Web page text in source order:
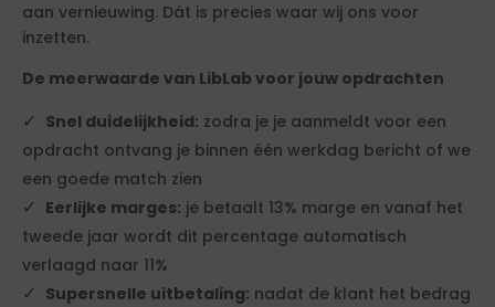
aan vernieuwing. Dát is precies waar wij ons voor
inzetten.
De meerwaarde van LibLab voor jouw opdrachten
Snel duidelijkheid: zodra je je aanmeldt voor een
opdracht ontvang je binnen één werkdag bericht of we
een goede match zien
Eerlijke marges: je betaalt 13% marge en vanaf het
tweede jaar wordt dit percentage automatisch
verlaagd naar 11%
Supersnelle uitbetaling: nadat de klant het bedrag